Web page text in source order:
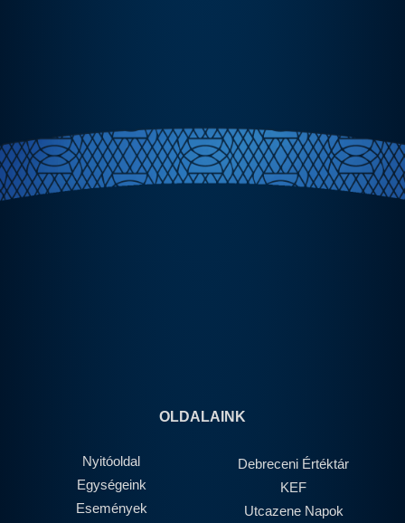
OLDALAINK
Nyitóoldal
Egységeink
Események
Debreceni Értéktár
KEF
Utcazene Napok